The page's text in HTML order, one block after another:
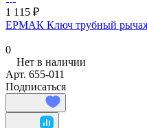
1 115 ₽
ЕРМАК Ключ трубный
0
Нет в наличии
Арт. 655-011
Подписаться